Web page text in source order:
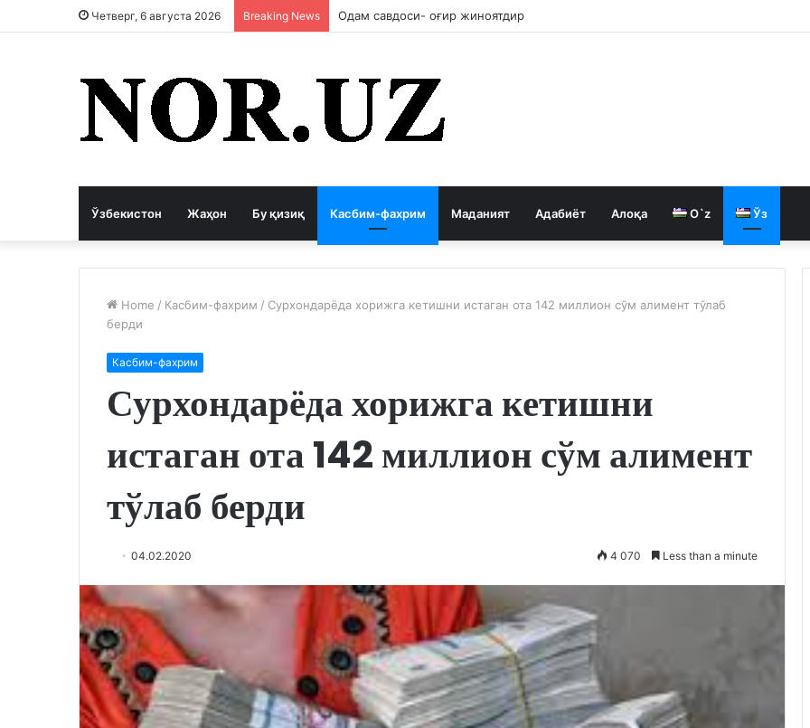
Четверг, 6 августа 2026 Breaking News Одам савдоси- оғир жиноятдир
Ўзбекистон Жаҳон Бу қизиқ Касбим-фахрим Маданият Адабиёт Алоқа O`z Ўз
Home / Касбим-фахрим / Сурхондарёда хорижга кетишни истаган ота 142 миллион сўм алимент тўлаб
берди
Касбим-фахрим
Сурхондарёда хорижга кетишни
истаган ота 142 миллион сўм алимент
тўлаб берди
04.02.2020 4 070 Less than a minute